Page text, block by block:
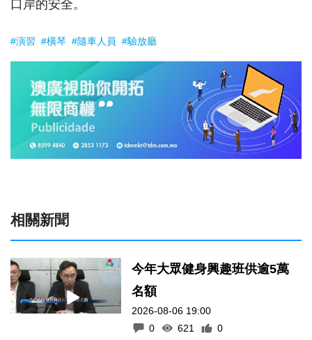
口岸的安全。
#演習 #橫琴 #隨車人員 #驗放廳
相關新聞
今年大眾健身興趣班供逾5萬
名額
2026-08-06 19:00
0
621 0